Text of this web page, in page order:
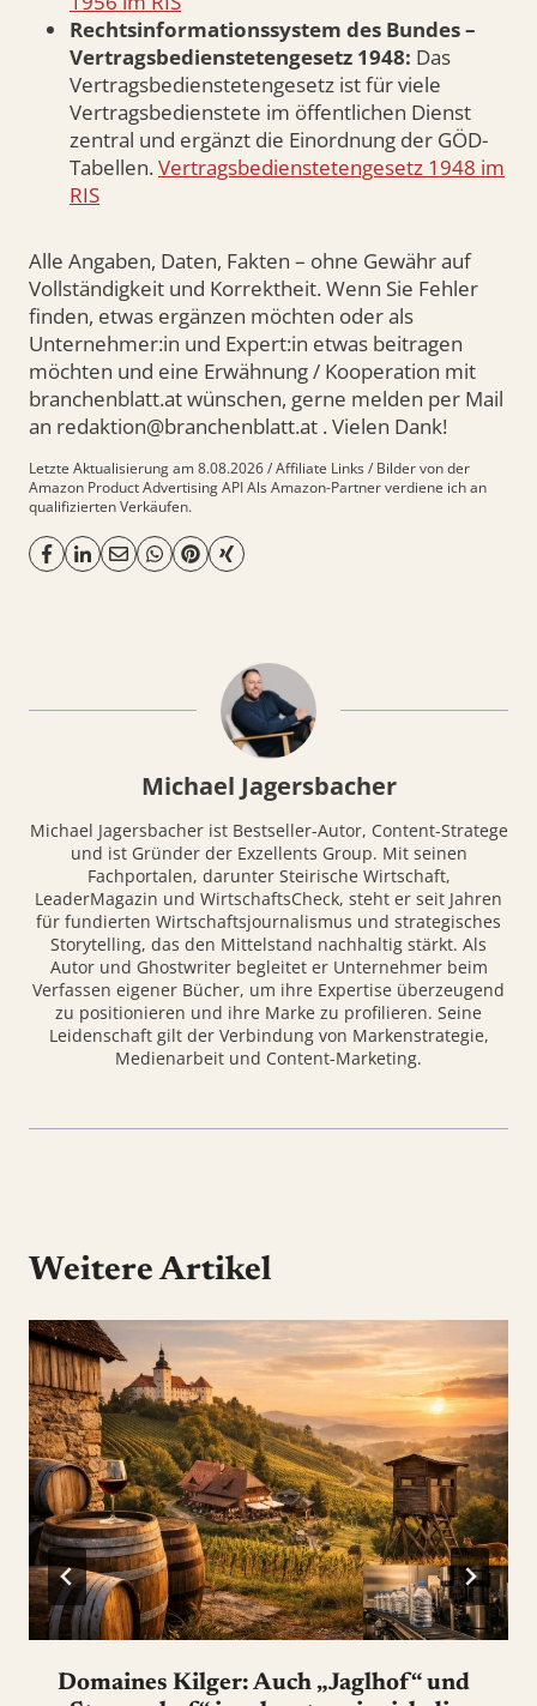
Rechtsinformationssystem des Bundes –
Vertragsbedienstetengesetz 1948: Das
Vertragsbedienstetengesetz ist für viele
Vertragsbedienstete im öffentlichen Dienst
zentral und ergänzt die Einordnung der GÖD-
Tabellen.Vertragsbedienstetengesetz 1948 im
RIS
Alle Angaben, Daten, Fakten – ohne Gewähr auf
Vollständigkeit und Korrektheit. Wenn Sie Fehler
finden, etwas ergänzen möchten oder als
Unternehmer:in und Expert:in etwas beitragen
möchten und eine Erwähnung / Kooperation mit
branchenblatt.at wünschen, gerne melden per Mail
an redaktion@branchenblatt.at . Vielen Dank!
Letzte Aktualisierung am 8.08.2026 / Affiliate Links / Bilder von der
Amazon Product Advertising API Als Amazon-Partner verdiene ich an
qualifizierten Verkäufen.
Michael Jagersbacher
Michael Jagersbacher ist Bestseller-Autor, Content-Stratege
und ist Gründer der Exzellents Group. Mit seinen
Fachportalen, darunter Steirische Wirtschaft,
LeaderMagazin und WirtschaftsCheck, steht er seit Jahren
für fundierten Wirtschaftsjournalismus und strategisches
Storytelling, das den Mittelstand nachhaltig stärkt. Als
Autor und Ghostwriter begleitet er Unternehmer beim
Verfassen eigener Bücher, um ihre Expertise überzeugend
zu positionieren und ihre Marke zu profilieren. Seine
Leidenschaft gilt der Verbindung von Markenstrategie,
Medienarbeit und Content-Marketing.
Weitere Artikel
Domaines Kilger: Auch „Jaglhof“ und